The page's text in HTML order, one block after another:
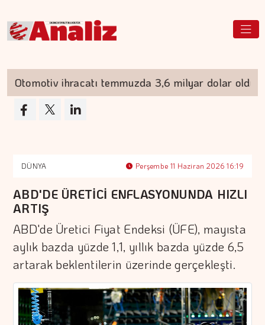
ihracatı temmuzda 3,6 milyar dolar oldu
DÜNYA Perşembe 11 Haziran 2026 16:19
ABD'DE ÜRETİCİ ENFLASYONUNDA HIZLI
ARTIŞ
ABD'de Üretici Fiyat Endeksi (ÜFE), mayısta
aylık bazda yüzde 1,1, yıllık bazda yüzde 6,5
artarak beklentilerin üzerinde gerçekleşti.